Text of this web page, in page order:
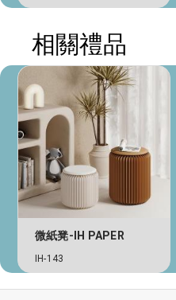
相關禮品
微紙凳-IH PAPER
IH-143